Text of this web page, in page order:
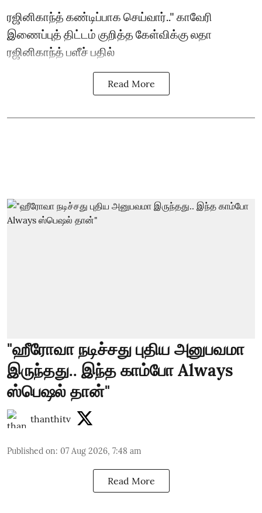
ரஜினிகாந்த் கண்டிப்பாக செய்வார்.." காவேரி
இணைப்புத் திட்டம் குறித்த கேள்விக்கு லதா
ரஜினிகாந்த் பளீச் பதில்
Read More
"ஹீரோவா நடிச்சது புதிய அனுபவமா
இருந்தது.. இந்த காம்போ Always
ஸ்பெஷல் தான்"
thanthitv
Published on: 07 Aug 2026, 7:48 am
Read More